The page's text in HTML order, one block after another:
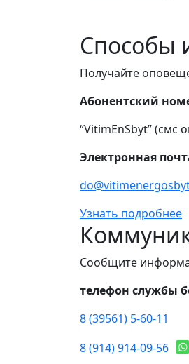
Способы
Получайте
Абонентский
“VitimEnSbyt” (смс
Электронная
Узнать подробнее
Сообщите
телефон службы
8 (39561) 5-60-11
8 (914) 914-09-56